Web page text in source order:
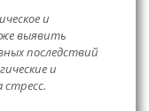
и
выявить
последствий
и
стресс.